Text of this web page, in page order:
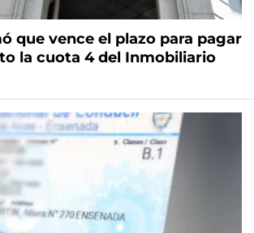
que vence el plazo para pagar
la cuota 4 del Inmobiliario